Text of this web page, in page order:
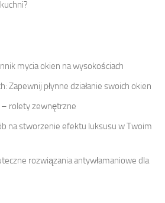
mycia okien na wysokościach
Zapewnij płynne działanie swoich okien
– rolety zewnętrzne
na stworzenie efektu luksusu w Twoim
rozwiązania antywłamaniowe dla